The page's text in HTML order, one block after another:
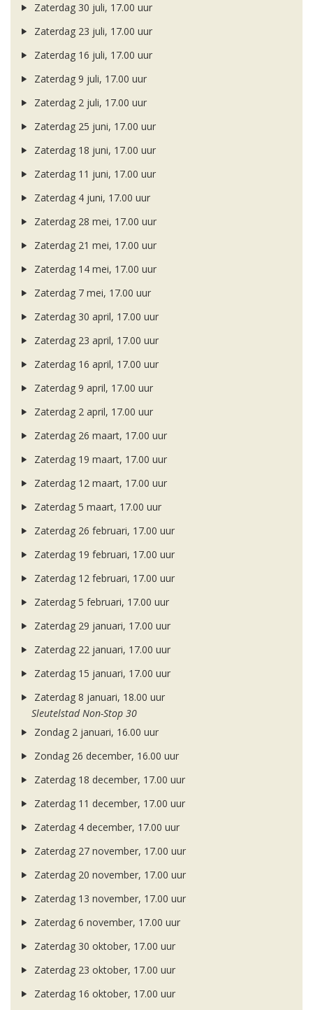
Zaterdag 30 juli, 17.00 uur
Zaterdag 23 juli, 17.00 uur
Zaterdag 16 juli, 17.00 uur
Zaterdag 9 juli, 17.00 uur
Zaterdag 2 juli, 17.00 uur
Zaterdag 25 juni, 17.00 uur
Zaterdag 18 juni, 17.00 uur
Zaterdag 11 juni, 17.00 uur
Zaterdag 4 juni, 17.00 uur
Zaterdag 28 mei, 17.00 uur
Zaterdag 21 mei, 17.00 uur
Zaterdag 14 mei, 17.00 uur
Zaterdag 7 mei, 17.00 uur
Zaterdag 30 april, 17.00 uur
Zaterdag 23 april, 17.00 uur
Zaterdag 16 april, 17.00 uur
Zaterdag 9 april, 17.00 uur
Zaterdag 2 april, 17.00 uur
Zaterdag 26 maart, 17.00 uur
Zaterdag 19 maart, 17.00 uur
Zaterdag 12 maart, 17.00 uur
Zaterdag 5 maart, 17.00 uur
Zaterdag 26 februari, 17.00 uur
Zaterdag 19 februari, 17.00 uur
Zaterdag 12 februari, 17.00 uur
Zaterdag 5 februari, 17.00 uur
Zaterdag 29 januari, 17.00 uur
Zaterdag 22 januari, 17.00 uur
Zaterdag 15 januari, 17.00 uur
Zaterdag 8 januari, 18.00 uur
Sleutelstad Non-Stop 30
Zondag 2 januari, 16.00 uur
Zondag 26 december, 16.00 uur
Zaterdag 18 december, 17.00 uur
Zaterdag 11 december, 17.00 uur
Zaterdag 4 december, 17.00 uur
Zaterdag 27 november, 17.00 uur
Zaterdag 20 november, 17.00 uur
Zaterdag 13 november, 17.00 uur
Zaterdag 6 november, 17.00 uur
Zaterdag 30 oktober, 17.00 uur
Zaterdag 23 oktober, 17.00 uur
Zaterdag 16 oktober, 17.00 uur